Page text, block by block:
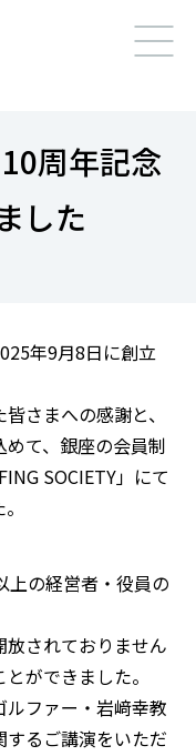
周年記念
した
年9月8日に創立
さまへの感謝と、
て、銀座の会員制
SOCIETY」にて
上の経営者・役員の
されておりません
ができました。
ファー・岩﨑幸教
るご講演をいただ